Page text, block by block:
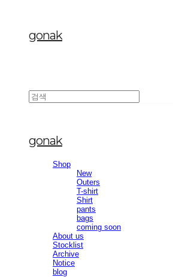
gonak
gonak
Shop
New
Outers
T-shirt
Shirt
pants
bags
coming soon
About us
Stocklist
Archive
Notice
blog